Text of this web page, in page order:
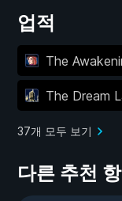
업적
The
The Dream
37개 모두 보기
다른 추천